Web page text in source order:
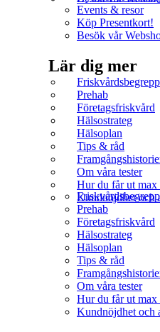
Events & resor
Köp Presentkort!
Besök vår
Lär dig mer
Friskvårdsbegrepp
Prehab
Företagsfriskvård
Hälsostrateg
Hälsoplan
Tips & råd
Om våra tester
Hur du får ut max
Kundnöjdhet och
Friskvårdsbegrepp
Prehab
Företagsfriskvård
Hälsostrateg
Hälsoplan
Tips & råd
Om våra tester
Hur du får ut max
Kundnöjdhet och